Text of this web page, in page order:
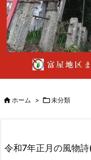
ホーム > 未分類
令和7年正月の風物